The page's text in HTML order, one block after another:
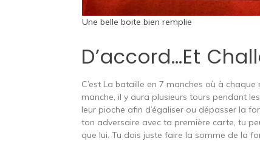
Une belle boite bien remplie
D’accord…Et
C’est La bataille en 7 manches où à
manche, il y aura plusieurs tours pendant
leur pioche afin d’égaliser ou dépasser la
ton adversaire avec ta première carte, tu
que lui. Tu dois juste faire la somme de la